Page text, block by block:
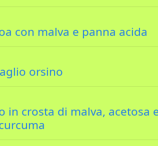
con malva e panna acida
orsino
in crosta di malva, acetosa